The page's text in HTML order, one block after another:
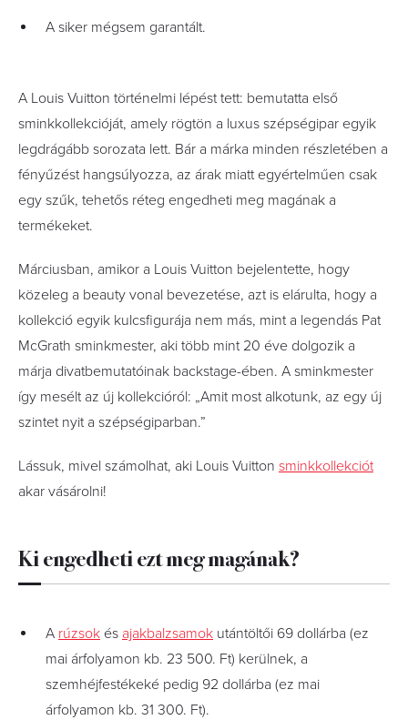
A siker mégsem garantált.
A Louis Vuitton történelmi lépést tett: bemutatta első
sminkkollekcióját, amely rögtön a luxus szépségipar egyik
legdrágább sorozata lett. Bár a márka minden részletében a
fényűzést hangsúlyozza, az árak miatt egyértelműen csak
egy szűk, tehetős réteg engedheti meg magának a
termékeket.
Márciusban, amikor a Louis Vuitton bejelentette, hogy
közeleg a beauty vonal bevezetése, azt is elárulta, hogy a
kollekció egyik kulcsfigurája nem más, mint a legendás Pat
McGrath sminkmester, aki több mint 20 éve dolgozik a
márja divatbemutatóinak backstage-ében. A sminkmester
így mesélt az új kollekcióról: „Amit most alkotunk, az egy új
szintet nyit a szépségiparban.”
Lássuk, mivel számolhat, aki Louis Vuitton sminkkollekciót
akar vásárolni!
Ki engedheti ezt meg magának?
A rúzsok és ajakbalzsamok utántöltői 69 dollárba (ez
mai árfolyamon kb. 23 500. Ft) kerülnek, a
szemhéjfestékeké pedig 92 dollárba (ez mai
árfolyamon kb. 31 300. Ft).